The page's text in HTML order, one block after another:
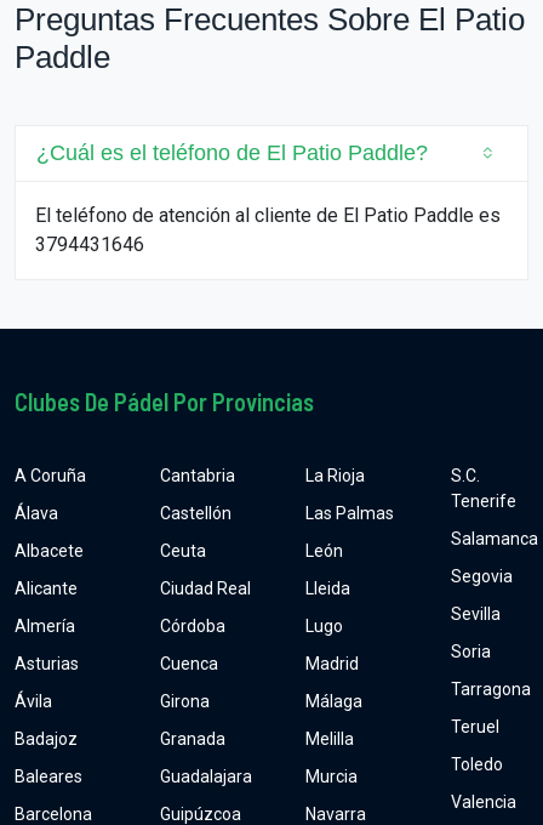
Preguntas Frecuentes Sobre El Patio
Paddle
¿Cuál es el teléfono de El Patio Paddle?
El teléfono de atención al cliente de El Patio Paddle es
3794431646
Clubes De Pádel Por Provincias
A Coruña
Álava
Albacete
Alicante
Almería
Asturias
Ávila
Badajoz
Baleares
Barcelona
Cantabria
Castellón
Ceuta
Ciudad Real
Córdoba
Cuenca
Girona
Granada
Guadalajara
Guipúzcoa
La Rioja
Las Palmas
León
Lleida
Lugo
Madrid
Málaga
Melilla
Murcia
Navarra
S.C.
Tenerife
Salamanca
Segovia
Sevilla
Soria
Tarragona
Teruel
Toledo
Valencia